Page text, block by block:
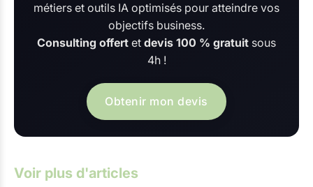
métiers et outils IA optimisés pour atteindre vos
objectifs business.
Consulting offert et devis 100 % gratuit sous
4h !
Obtenir mon devis
Voir plus d'articles